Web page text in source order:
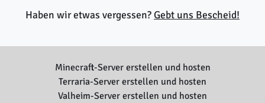
Haben wir etwas vergessen? Gebt uns Bescheid!
Minecraft-Server erstellen und hosten
Terraria-Server erstellen und hosten
Valheim-Server erstellen und hosten